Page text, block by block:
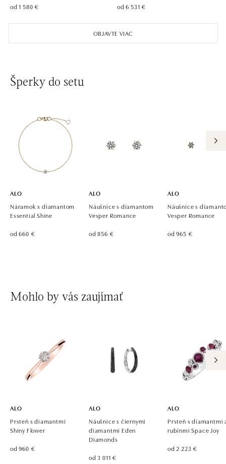
Pařížská 1076/7, 110 00 Praha 1
Chlumecká 765/6, 198 19 Praha 9
ALO diamonds, Westfield, Praha 4 - Chodov
Roztylská 2321/19, 148 00 Praha 4 - Chodov
tel.: +420 773 585 559, +420 730 802 800
dnes otvorené do 21:00
OBJAVTE VIAC
od 1 580 € od 6 531 €
Šperky do setu
ALO
Náramok s diamantom
Essential Shine
od 660 €
ALO
Náušnice s diamantom
Vesper Romance
od 856 €
ALO
Náušnice s
Vesper Romance
od 965 €
Mohlo by vás zaujímať
ALO
Prsteň s diamantmi
Shiny Flower
od 960 €
ALO
Náušnice s čiernymi
diamantmi Eden
Diamonds
od 3 011 €
ALO
Prsteň s diamantmi
rubínmi Space Joy
od 2 223 €